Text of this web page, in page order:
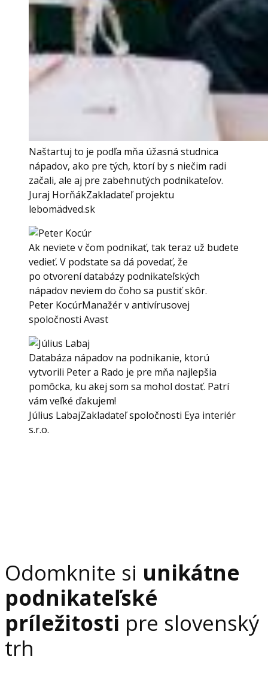
Naštartuj to je podľa mňa úžasná studnica
nápadov, ako pre tých, ktorí by s niečim radi
začali, ale aj pre zabehnutých podnikateľov.
Juraj HorňákZakladateľ projektu
lebomädved.sk
Ak neviete v čom podnikať, tak teraz už budete
vedieť. V podstate sa dá povedať, že
po otvorení databázy podnikateľských
nápadov neviem do čoho sa pustiť skôr.
Peter KocúrManažér v antivírusovej
spoločnosti Avast
Databáza nápadov na podnikanie, ktorú
vytvorili Peter a Rado je pre mňa najlepšia
pomôcka, ku akej som sa mohol dostať. Patrí
vám veľké ďakujem!
Július LabajZakladateľ spoločnosti Eya interiér
s.r.o.
Odomknite si unikátne
podnikateľské
príležitosti pre slovenský
trh